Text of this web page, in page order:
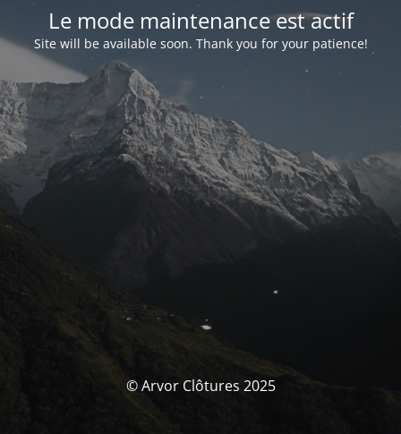
Le mode maintenance est actif
Site will be available soon. Thank you for your patience!
© Arvor Clôtures 2025